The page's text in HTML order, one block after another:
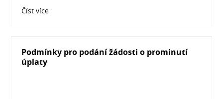
Číst více
Podmínky pro podání žádosti o prominutí
úplaty